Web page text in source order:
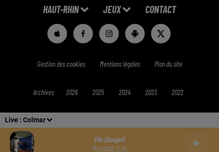
Live : Colmar
Pile (gospel)
MAUVAIS DJO
HAUT-RHIN JEUX CONTACT
Gestion des cookies Mentions légales Plan du site
Archives 2026 2025 2024 2023 2022